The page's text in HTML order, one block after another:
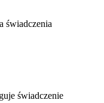
świadczenia
świadczenie